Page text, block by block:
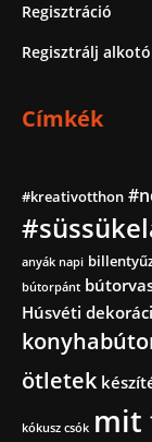
Regisztráció
Regisztrálj
Címkék
#kreativotthon
anyák napi
bútorpánt
Húsvéti
ötletek
kókusz csók mit